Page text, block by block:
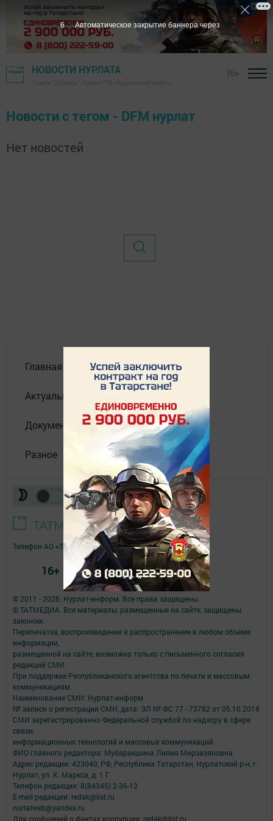
НОВОСТИ НУРЛАТА
Новости с тегом - DFM нурлат
Нет новостей
Главная
Актуальное видео
Документы
Разное
© 2011 - 2026. Нурлат-⁠информ. Все права защищены.
© ТАТМЕДИА. Все материалы, размещенные на сайте, защищены
законом.
Перепечатка, воспроизведение и распространение в любом объеме
информации,
размещенной на сайте, возможна только с письменного согласия
редакций СМИ.
При поддержке Республиканского агентства по печати и массовым
коммуникациям.
Наименование СМИ: Нурлат-⁠информ
№ записи о регистрации СМИ, дата: ЭЛ № ФС 77 -⁠ 73782 от 05.10.2018
СМИ зарегистрированно Федеральной службой по надзору в сфере
связи,
информационных технологий и массовых коммуникаций
ФИО главного редактора: Мубаракшина Лилия Мирзазяновна
Адрес редакции: 423040, РФ, Республика Татарстан, Нурлатский р-н, г.
Нурлат, ул. К. Маркса, д. 1 Г
Телефон редакции: 8(84345) 2-36-13
E-mail редакции: redak@list.ru
nurlatweb@yandex.ru
Для сообщений о фактах коррупции: redak@list.ru ,
Телефон АО «ТАТМЕДИА»:(843) 222 09 84
16+
6 Автоматическое закрытие баннера через